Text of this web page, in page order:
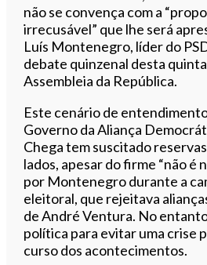
não se convença com a
irrecusável” que lhe será
Luís Montenegro, líder do
debate quinzenal desta
Assembleia da República.
Este cenário de
Governo da Aliança
Chega tem suscitado
lados, apesar do firme “não é
por Montenegro durante a
eleitoral, que rejeitava
de André Ventura. No
política para evitar uma crise
curso dos acontecimentos.